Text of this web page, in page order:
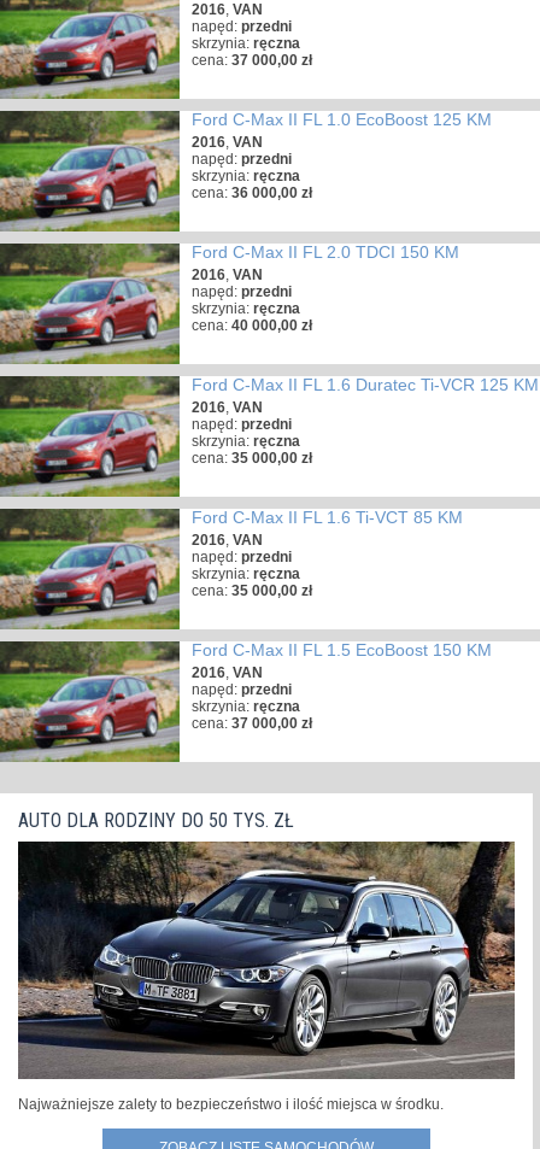
2016, VAN
napęd: przedni
skrzynia: ręczna
cena: 37 000,00 zł
Ford C-Max II FL 1.0 EcoBoost 125 KM
2016, VAN
napęd: przedni
skrzynia: ręczna
cena: 36 000,00 zł
Ford C-Max II FL 2.0 TDCI 150 KM
2016, VAN
napęd: przedni
skrzynia: ręczna
cena: 40 000,00 zł
Ford C-Max II FL 1.6 Duratec Ti-VCR 125 KM
2016, VAN
napęd: przedni
skrzynia: ręczna
cena: 35 000,00 zł
Ford C-Max II FL 1.6 Ti-VCT 85 KM
2016, VAN
napęd: przedni
skrzynia: ręczna
cena: 35 000,00 zł
Ford C-Max II FL 1.5 EcoBoost 150 KM
2016, VAN
napęd: przedni
skrzynia: ręczna
cena: 37 000,00 zł
AUTO DLA RODZINY DO 50 TYS. ZŁ
Najważniejsze zalety to bezpieczeństwo i ilość miejsca w środku.